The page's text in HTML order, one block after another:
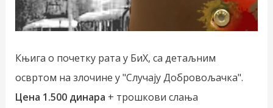
Књига о почетку рата у БиХ, са детаљним
освртом на злочине у "Случају Добровољачка".
Цена 1.500 динара + трошкови слања